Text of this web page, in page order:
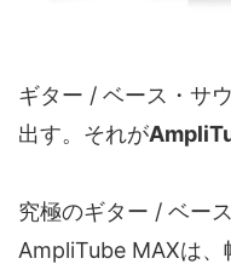
ギター / ベース・サ
出す。それが
究極のギター / ベー
AmpliTube MAXは